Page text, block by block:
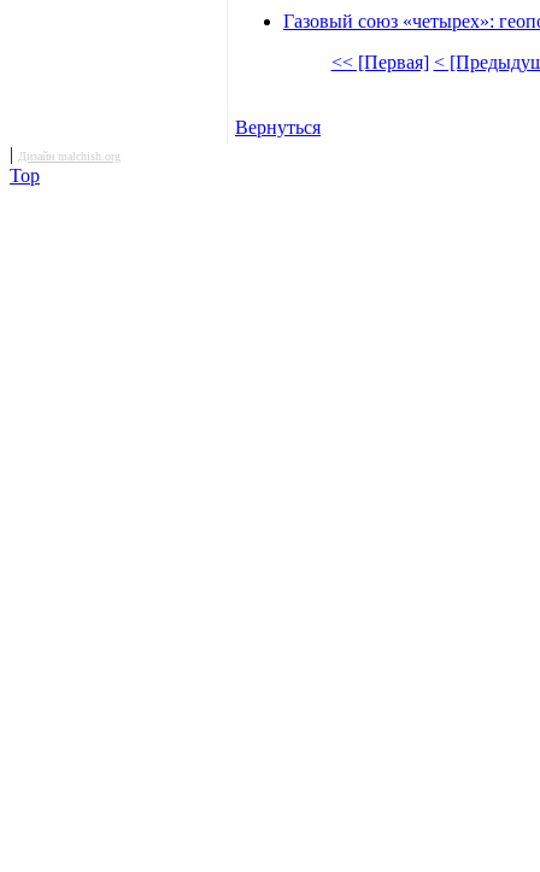
Газовый союз «четырех»:
<< [Первая] <
Вернуться
| Дизайн malchish.org
Top